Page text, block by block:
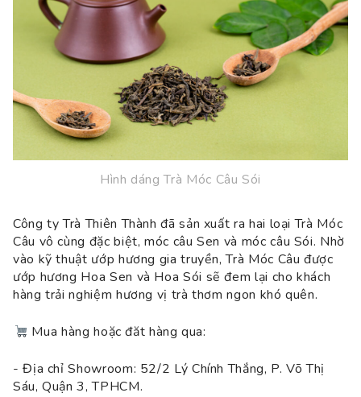
Hình dáng Trà Móc Câu Sói
Công ty Trà Thiên Thành đã sản xuất ra hai loại Trà Móc
Câu vô cùng đặc biệt, móc câu Sen và móc câu Sói. Nhờ
vào kỹ thuật ướp hương gia truyền, Trà Móc Câu được
ướp hương Hoa Sen và Hoa Sói sẽ đem lại cho khách
hàng trải nghiệm hương vị trà thơm ngon khó quên.
Mua hàng hoặc đăt hàng qua:
- Địa chỉ Showroom: 52/2 Lý Chính Thắng, P. Võ Thị
Sáu, Quận 3, TPHCM.